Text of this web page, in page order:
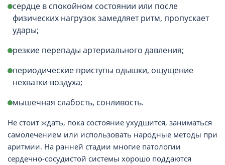
сердце в спокойном состоянии или после
физических нагрузок замедляет ритм, пропускает
удары;
резкие перепады артериального давления;
периодические приступы одышки, ощущение
нехватки воздуха;
мышечная слабость, сонливость.
Не стоит ждать, пока состояние ухудшится, заниматься
самолечением или использовать народные методы при
аритмии. На ранней стадии многие патологии
сердечно-сосудистой системы хорошо поддаются